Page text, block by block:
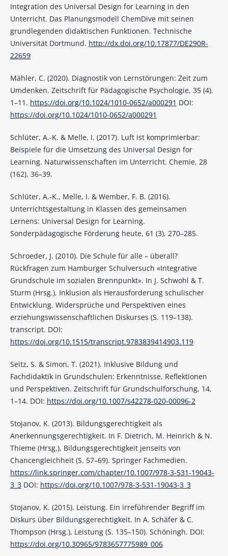
Integration des Universal Design for Learning in den
Unterricht. Das Planungsmodell ChemDive mit seinen
grundlegenden didaktischen Funktionen. Technische
Universität Dortmund. http://dx.doi.org/10.17877/DE290R-
22659
Mähler, C. (2020). Diagnostik von Lernstörungen: Zeit zum
Umdenken. Zeitschrift für Pädagogische Psychologie, 35 (4),
1–11. https://doi.org/10.1024/1010-0652/a000291 DOI:
https://doi.org/10.1024/1010-0652/a000291
Schlüter, A.-K. & Melle, I. (2017). Luft ist komprimierbar:
Beispiele für die Umsetzung des Universal Design for
Learning. Naturwissenschaften im Unterricht. Chemie, 28
(162), 36–39.
Schlüter, A.‑K., Melle, I. & Wember, F. B. (2016).
Unterrichtsgestaltung in Klassen des gemeinsamen
Lernens: Universal Design for Learning.
Sonderpädagogische Förderung heute, 61 (3), 270–285.
Schroeder, J. (2010). Die Schule für alle – überall?
Rückfragen zum Hamburger Schulversuch «Integrative
Grundschule im sozialen Brennpunkt». In J. Schwohl & T.
Sturm (Hrsg.), Inklusion als Herausforderung schulischer
Entwicklung. Widersprüche und Perspektiven eines
erziehungswissenschaftlichen Diskurses (S. 119–138).
transcript. DOI:
https://doi.org/10.1515/transcript.9783839414903.119
Seitz, S. & Simon, T. (2021). Inklusive Bildung und
Fachdidaktik in Grundschulen: Erkenntnisse, Reflektionen
und Perspektiven. Zeitschrift für Grundschulforschung, 14,
1–14. DOI: https://doi.org/10.1007/s42278-020-00096-2
Stojanov, K. (2013). Bildungsgerechtigkeit als
Anerkennungsgerechtigkeit. In F. Dietrich, M. Heinrich & N.
Thieme (Hrsg.), Bildungsgerechtigkeit jenseits von
Chancengleichheit (S. 57–69). Springer Fachmedien.
https://link.springer.com/chapter/10.1007/978-3-531-19043-
3_3DOI: https://doi.org/10.1007/978-3-531-19043-3_3
Stojanov, K. (2015). Leistung. Ein irreführender Begriff im
Diskurs über Bildungsgerechtigkeit. In A. Schäfer & C.
Thompson (Hrsg.), Leistung (S. 135–150). Schöningh. DOI:
https://doi.org/10.30965/9783657775989_006